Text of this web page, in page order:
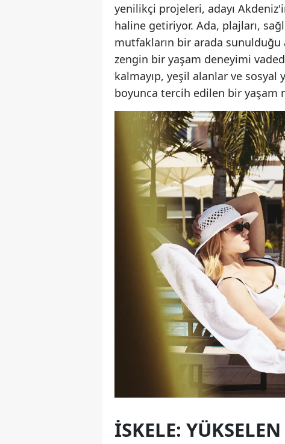
yenilikçi projeleri, adayı
haline getiriyor. Ada, plajları,
mutfakların bir arada
zengin bir yaşam deneyimi
kalmayıp, yeşil alanlar ve sosyal
boyunca tercih edilen bir yaşam
İSKELE: